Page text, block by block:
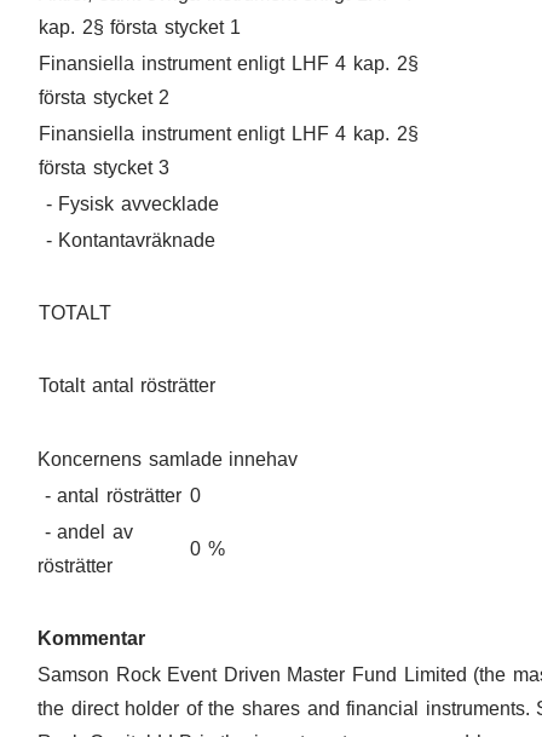
kap. 2§ första stycket 1
Finansiella instrument enligt LHF 4 kap. 2§
första stycket 2
Finansiella instrument enligt LHF 4 kap. 2§
första stycket 3
- Fysisk avvecklade
- Kontantavräknade
TOTALT
Totalt antal rösträtter
Koncernens samlade innehav
- antal rösträtter 0
- andel av
rösträtter
0 %
Kommentar
Samson Rock Event Driven Master Fund Limited (the
the direct holder of the shares and financial instruments.